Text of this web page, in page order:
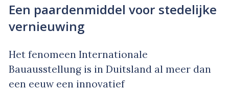
Een paardenmiddel voor stedelijke
vernieuwing
Het fenomeen Internationale
Bauausstellung is in Duitsland al meer dan
een eeuw een innovatief